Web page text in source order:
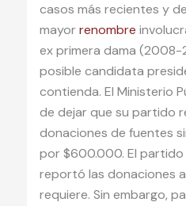
casos más recientes y de
mayorrenombre
ex primera dama (2008-
posible candidata
contienda. El Ministerio
de dejar que su partido
donaciones de fuentes
por $600.000. El
reportó las donaciones
requiere. Sin embargo,